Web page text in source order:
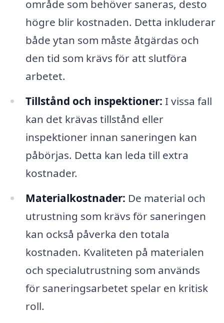
område som behöver saneras, desto
högre blir kostnaden. Detta inkluderar
både ytan som måste åtgärdas och
den tid som krävs för att slutföra
arbetet.
Tillstånd och inspektioner: I vissa fall
kan det krävas tillstånd eller
inspektioner innan saneringen kan
påbörjas. Detta kan leda till extra
kostnader.
Materialkostnader: De material och
utrustning som krävs för saneringen
kan också påverka den totala
kostnaden. Kvaliteten på materialen
och specialutrustning som används
för saneringsarbetet spelar en kritisk
roll.